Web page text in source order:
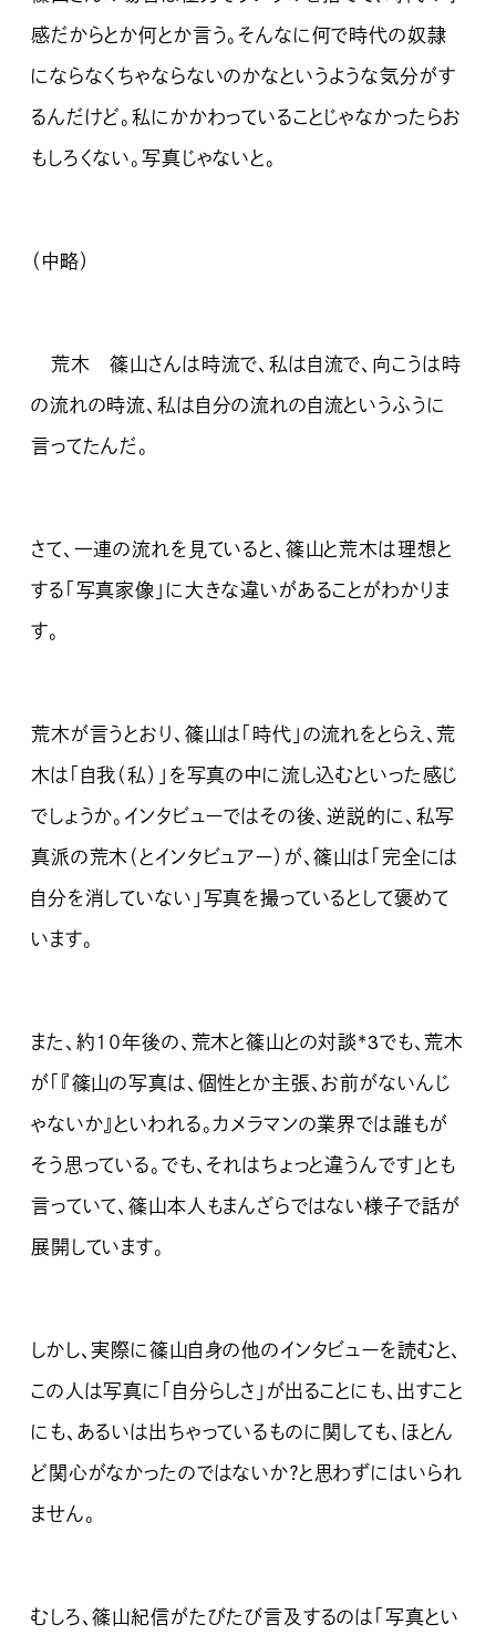
感だからとか何とか言う。そんなに何で時代の奴隷
にならなくちゃならないのかなというような気分がす
るんだけど。私にかかわっていることじゃなかったらお
もしろくない。写真じゃないと。
（中略）
荒木 篠山さんは時流で、私は自流で、向こうは時
の流れの時流、私は自分の流れの自流というふうに
言ってたんだ。
さて、一連の流れを見ていると、篠山と荒木は理想と
する「写真家像」に大きな違いがあることがわかりま
す。
荒木が言うとおり、篠山は「時代」の流れをとらえ、荒
木は「自我（私）」を写真の中に流し込むといった感じ
でしょうか。インタビューではその後、逆説的に、私写
真派の荒木（とインタビュアー）が、篠山は「完全には
自分を消していない」写真を撮っているとして褒めて
います。
また、約１０年後の、荒木と篠山との対談*3でも、荒木
が「『篠山の写真は、個性とか主張、お前がないんじ
ゃないか』といわれる。カメラマンの業界では誰もが
そう思っている。でも、それはちょっと違うんです」とも
言っていて、篠山本人もまんざらではない様子で話が
展開しています。
しかし、実際に篠山自身の他のインタビューを読むと、
この人は写真に「自分らしさ」が出ることにも、出すこと
にも、あるいは出ちゃっているものに関しても、ほとん
ど関心がなかったのではないか？と思わずにはいられ
ません。
むしろ、篠山紀信がたびたび言及するのは「写真とい